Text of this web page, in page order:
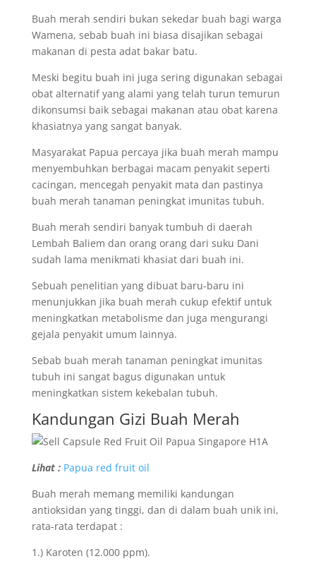
Buah merah sendiri bukan sekedar buah bagi warga
Wamena, sebab buah ini biasa disajikan sebagai
makanan di pesta adat bakar batu.
Meski begitu buah ini juga sering digunakan sebagai
obat alternatif yang alami yang telah turun temurun
dikonsumsi baik sebagai makanan atau obat karena
khasiatnya yang sangat banyak.
Masyarakat Papua percaya jika buah merah mampu
menyembuhkan berbagai macam penyakit seperti
cacingan, mencegah penyakit mata dan pastinya
buah merah tanaman peningkat imunitas tubuh.
Buah merah sendiri banyak tumbuh di daerah
Lembah Baliem dan orang orang dari suku Dani
sudah lama menikmati khasiat dari buah ini.
Sebuah penelitian yang dibuat baru-baru ini
menunjukkan jika buah merah cukup efektif untuk
meningkatkan metabolisme dan juga mengurangi
gejala penyakit umum lainnya.
Sebab buah merah tanaman peningkat imunitas
tubuh ini sangat bagus digunakan untuk
meningkatkan sistem kekebalan tubuh.
Kandungan Gizi Buah Merah
Lihat : Papua red fruit oil
Buah merah memang memiliki kandungan
antioksidan yang tinggi, dan di dalam buah unik ini,
rata-rata terdapat :
1.) Karoten (12.000 ppm).